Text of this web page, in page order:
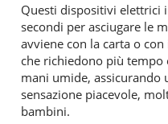
Questi dispositivi elettrici
secondi per asciugare le
avviene con la carta o
che richiedono più tempo
mani umide, assicurando
sensazione piacevole,
bambini.